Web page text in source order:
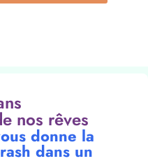
nos rêves
donne la
dans un